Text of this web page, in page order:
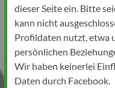
dieser Seite ein. Bitte
kann nicht
Profildaten nutzt, etwa
persönlichen
Wir haben keinerlei
Daten durch Facebook.